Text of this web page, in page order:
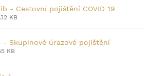
- Cestovní pojištění COVID 19
KB
- Skupinové úrazové pojištění
KB